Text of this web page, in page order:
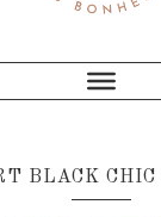
BLACK CHIC